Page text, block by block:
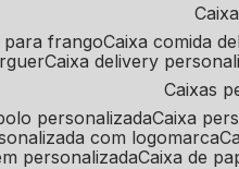
para frango caixa comida
caixa delivery
caixas
personalizada caixa
com logomarca
personalizada caixa de